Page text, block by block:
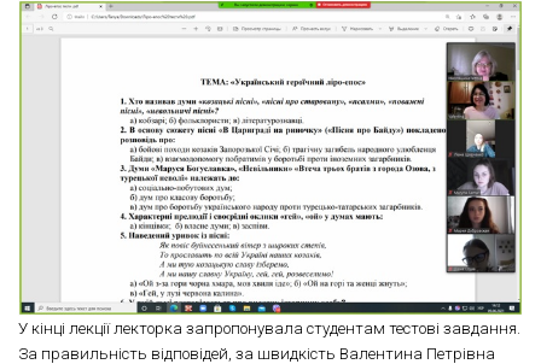
У кінці лекції лекторка запропонувала студентам тестові завдання.
За правильність відповідей, за швидкість Валентина Петрівна